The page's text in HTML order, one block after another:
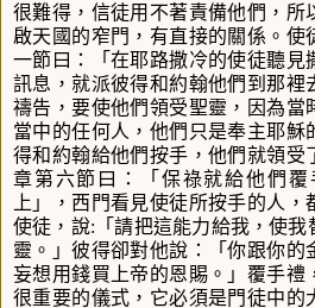
很難得，信徒用不著責備他們，所
啟天國的窄門，有直接的關係。使
一節曰：
「在耶路撒冷的使徒聽
訊息，就派彼得和約翰他們到那裡
禱告，要使他們領受聖靈，因為當
當中的任何人，他們只是奉主耶穌
得和約翰給他們按手，他們就領受
章第六節曰：「 保祿就給他們
上」
，西門看見使徒所按手的人
使徒，說: 「請把這能力給我，使
靈。 」彼得卻對他說：
「你跟你
妄想用錢買上帝的恩賜。 」覆手禮
很重要的儀式，它必須是門徒中的